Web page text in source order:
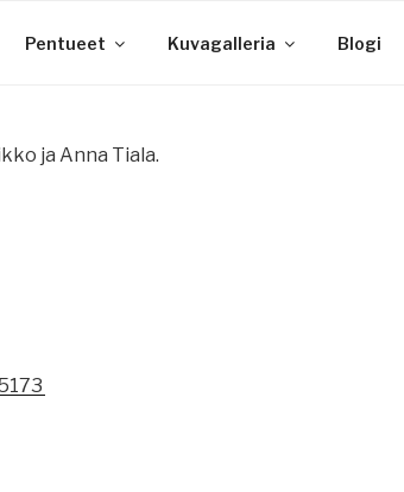
Pentueet Kuvagalleria Blogi
ja Anna Tiala.